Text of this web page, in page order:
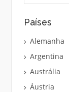
Países
Alemanha
Argentina
Austrália
Áustria